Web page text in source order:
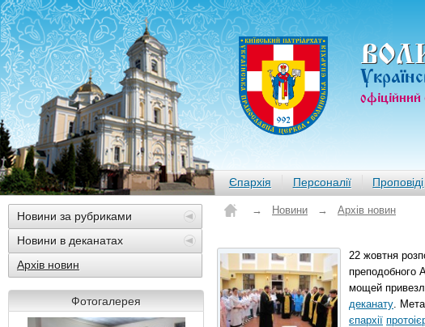
офiцiйний
Єпархія Персоналії Проповіді
Новини за рубриками
Новини в деканатах
Архів новин
Фотогалерея
→ Новини → Архів новин
22 жовтня
преподобного
мощей
деканату. Мета
єпархії